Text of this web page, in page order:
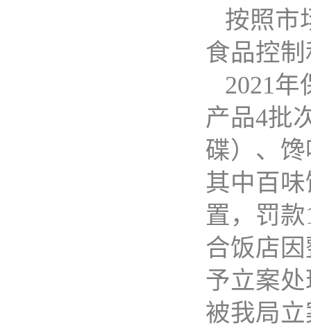
按照市
食品控
2021
产品4批
碟）、
其中百
置，罚
合饭店
予立案
被我局